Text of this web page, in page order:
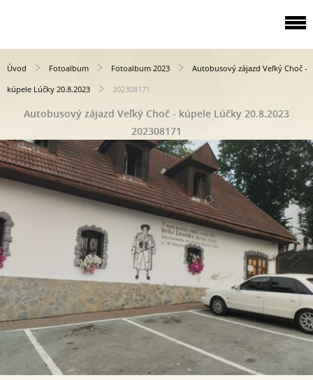
Úvod Fotoalbum Fotoalbum 2023
Autobusový zájazd Veľký Choč -
kúpele Lúčky 20.8.2023
202308171
Autobusový zájazd Veľký Choč - kúpele Lúčky 20.8.2023
202308171